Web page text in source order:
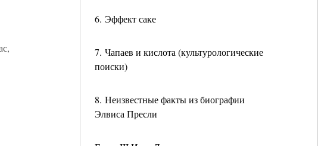
6. Эффект саке
7. Чапаев и кислота (культурологические
поиски)
8. Неизвестные факты из биографии
Элвиса Пресли